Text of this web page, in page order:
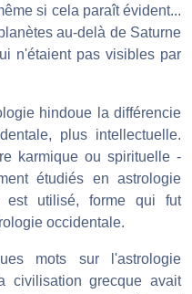
si cela paraît évident...
au-delà de Saturne
n'étaient pas visibles par
hindoue la différencie
plus intellectuelle.
karmique ou spirituelle -
étudiés en astrologie
est utilisé, forme qui fut
occidentale.
mots sur l'astrologie
civilisation grecque avait